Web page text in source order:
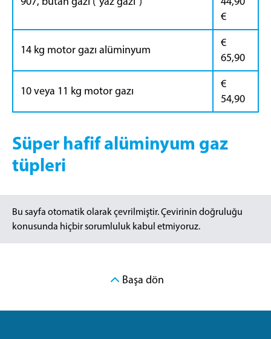
€
14 kg motor gazı alüminyum
€
65,90
10 veya 11 kg motor gazı
€
54,90
Süper hafif alüminyum gaz
tüpleri
Bu sayfa otomatik olarak çevrilmiştir. Çevirinin doğruluğu
konusunda hiçbir sorumluluk kabul etmiyoruz.
Başa dön